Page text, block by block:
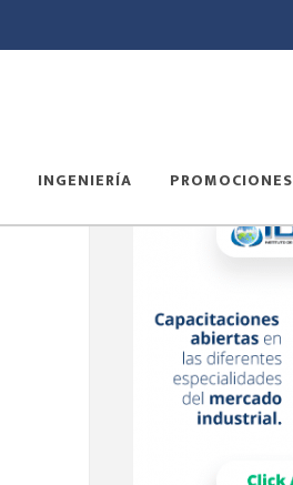
INGENIERÍA PROMOCIONES
Barra
principal